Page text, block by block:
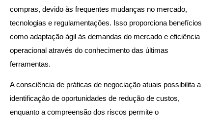
compras, devido às frequentes mudanças no mercado,
tecnologias e regulamentações. Isso proporciona benefícios
como adaptação ágil às demandas do mercado e eficiência
operacional através do conhecimento das últimas
ferramentas.
A consciência de práticas de negociação atuais possibilita a
identificação de oportunidades de redução de custos,
enquanto a compreensão dos riscos permite o